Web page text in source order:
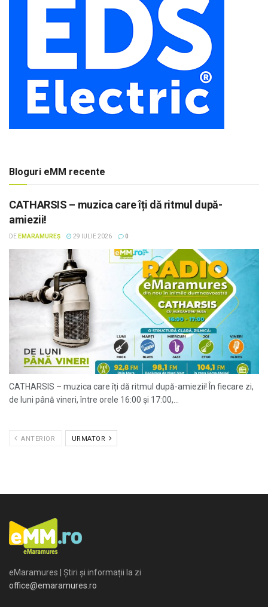
Bloguri eMM recente
CATHARSIS – muzica care îți dă ritmul după-
amiezii!
DE EMARAMUREȘ 29 IULIE 2026 0
CATHARSIS – muzica care îți dă ritmul după-amiezii! În fiecare zi,
de luni până vineri, între orele 16:00 și 17:00,...
ANTERIOR URMATOR
eMaramures | Știri și informații la zi
office@emaramures.ro